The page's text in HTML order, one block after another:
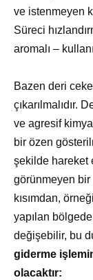
ve istenmeyen
Süreci
aromalı –
Bazen deri
çıkarılmalıdır.
ve agresif
bir özen
şekilde hareket
görünmeyen
kısımdan,
yapılan
değişebilir, bu
giderme
olacaktır: